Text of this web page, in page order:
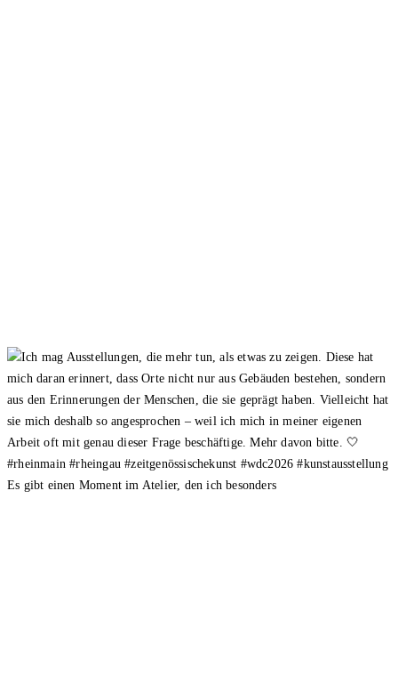
Es gibt einen Moment im Atelier, den ich besonders